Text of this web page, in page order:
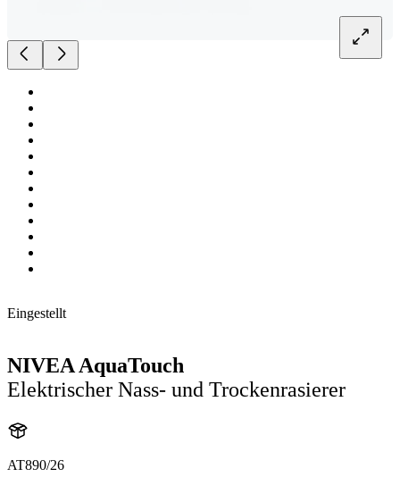
Eingestellt
NIVEA AquaTouch
Elektrischer Nass- und Trockenrasierer
AT890/26